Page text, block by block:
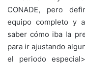
CONADE, pero
equipo completo y
saber cómo iba la
para ir ajustando
el periodo